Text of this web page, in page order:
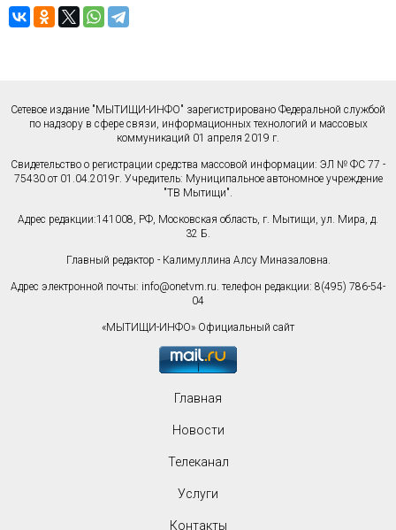
Сетевое издание "МЫТИЩИ-ИНФО" зарегистрировано Федеральной службой
по надзору в сфере связи, информационных технологий и массовых
коммуникаций 01 апреля 2019 г.
Свидетельство о регистрации средства массовой информации: ЭЛ № ФС 77 -
75430 от 01.04.2019г. Учредитель: Муниципальное автономное учреждение
"ТВ Мытищи".
Адрес редакции:141008, РФ, Московская область, г. Мытищи, ул. Мира, д.
32 Б.
Главный редактор - Калимуллина Алсу Миназаловна.
Адрес электронной почты: info@onetvm.ru. телефон редакции: 8(495) 786-54-
04
«МЫТИЩИ-ИНФО» Официальный сайт
Главная
Новости
Телеканал
Услуги
Контакты